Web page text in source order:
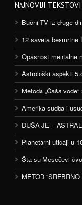
NAJNOVIJI TEKSTOVI
Bučni TV iz druge
12 saveta besmrtne
Opasnost mentalne
Astrološki aspekti
Metoda „Čaša
Amerika sudba i
DUŠA JE –
Planetarni uticaji u
Šta su Mesečevi
METOD